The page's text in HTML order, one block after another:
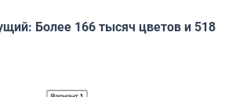
Более 166 тысяч цветов и 518